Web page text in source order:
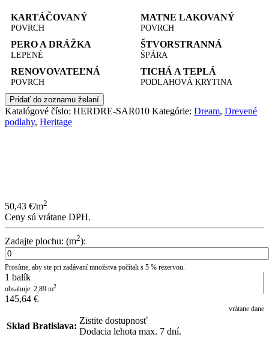
KARTÁČOVANÝ
POVRCH
MATNE LAKOVANÝ
POVRCH
PERO A DRÁŽKA
LEPENÉ
ŠTVORSTRANNÁ
ŠPÁRA
RENOVOVATEĽNÁ
POVRCH
TICHÁ A TEPLÁ
PODLAHOVÁ KRYTINA
Pridať do zoznamu želaní
Katalógové číslo: HERDRE-SAR010 Kategórie: Dream, Drevené
podlahy, Heritage
50,43 €/m2
Ceny sú vrátane DPH.
Zadajte plochu: (m2):
Prosíme, aby ste pri zadávaní množstva počítali s 5 % rezervou.
1 balík
obsahuje: 2,89 m2
145,64 €
vrátane dane
Sklad Bratislava:
Zistite dostupnosť
Dodacia lehota max. 7 dní.